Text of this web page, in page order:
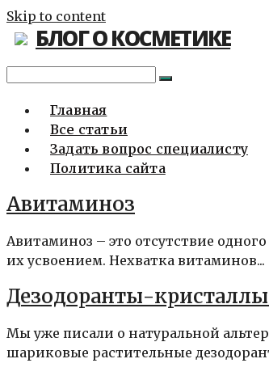
Skip to content
БЛОГ О КОСМЕТИКЕ
Главная
Все статьи
Задать вопрос специалисту
Политика сайта
Авитаминоз
Авитаминоз – это отсутствие
их усвоением. Нехватка витаминов...
Дезодоранты-
Мы уже писали о натуральной
шариковые растительные